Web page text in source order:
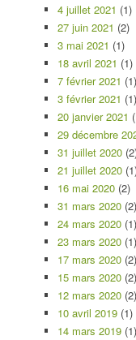
4 juillet 2021 (1)
27 juin 2021 (2)
3 mai 2021 (1)
18 avril 2021 (1)
7 février 2021 (1)
3 février 2021 (1)
20 janvier 2021
29 décembre
31 juillet 2020
21 juillet 2020
16 mai 2020 (2)
31 mars 2020 (2)
24 mars 2020 (1)
23 mars 2020 (1)
17 mars 2020 (2)
15 mars 2020 (2)
12 mars 2020 (2)
10 avril 2019 (1)
14 mars 2019 (1)